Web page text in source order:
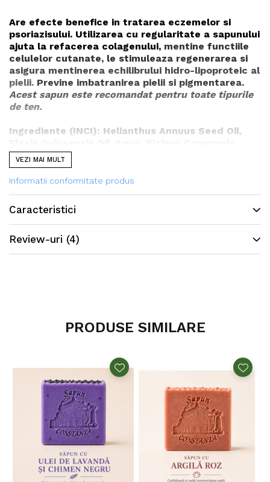
Are efecte benefice in tratarea eczemelor si
psoriazisului. Utilizarea cu regularitate a sapunului
ajuta la refacerea colagenului, mentine functiile
celulelor cutanate, le stimuleaza regenerarea si
asigura mentinerea echilibrului hidro-lipoproteic al
pielii. Previne imbatranirea pielii si pigmentarea.
Acest sapun este recomandat pentru toate tipurile
de ten.
Ingrediente (INCI): Helianthus Annuus Seed Oil,
Seed Oil, Cocos Nucifera Oil,
Hippophae Rhamnoides Fruit Oil
Rhamnoides Fruit Powder.
*fara coloranti si conservanti
* culoarea sapunului este data de continutul
ridicat de ulei de catina
VEZI MAI MULT
Informatii conformitate produs
Caracteristici
Review-uri (4)
PRODUSE SIMILARE